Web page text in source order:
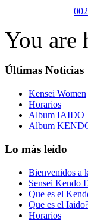
You are
Últimas Noticias
Kensei Women
Horarios
Album IAIDO
Album
Lo más leído
Bienvenidos a
Sensei Kendo
Que es el
Que es el
Horarios